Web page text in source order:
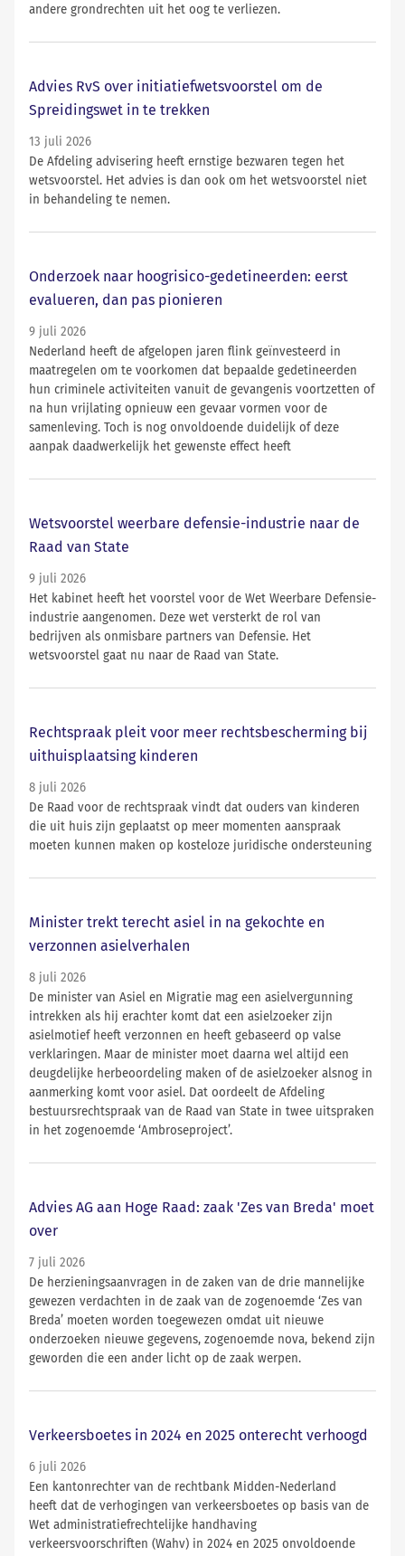
andere grondrechten uit het oog te verliezen.
Advies RvS over initiatiefwetsvoorstel om de
Spreidingswet in te trekken
13 juli 2026
De Afdeling advisering heeft ernstige bezwaren tegen het
wetsvoorstel. Het advies is dan ook om het wetsvoorstel niet
in behandeling te nemen.
Onderzoek naar hoogrisico-gedetineerden: eerst
evalueren, dan pas pionieren
9 juli 2026
Nederland heeft de afgelopen jaren flink geïnvesteerd in
maatregelen om te voorkomen dat bepaalde gedetineerden
hun criminele activiteiten vanuit de gevangenis voortzetten of
na hun vrijlating opnieuw een gevaar vormen voor de
samenleving. Toch is nog onvoldoende duidelijk of deze
aanpak daadwerkelijk het gewenste effect heeft
Wetsvoorstel weerbare defensie-industrie naar de
Raad van State
9 juli 2026
Het kabinet heeft het voorstel voor de Wet Weerbare Defensie-
industrie aangenomen. Deze wet versterkt de rol van
bedrijven als onmisbare partners van Defensie. Het
wetsvoorstel gaat nu naar de Raad van State.
Rechtspraak pleit voor meer rechtsbescherming bij
uithuisplaatsing kinderen
8 juli 2026
De Raad voor de rechtspraak vindt dat ouders van kinderen
die uit huis zijn geplaatst op meer momenten aanspraak
moeten kunnen maken op kosteloze juridische ondersteuning
Minister trekt terecht asiel in na gekochte en
verzonnen asielverhalen
8 juli 2026
De minister van Asiel en Migratie mag een asielvergunning
intrekken als hij erachter komt dat een asielzoeker zijn
asielmotief heeft verzonnen en heeft gebaseerd op valse
verklaringen. Maar de minister moet daarna wel altijd een
deugdelijke herbeoordeling maken of de asielzoeker alsnog in
aanmerking komt voor asiel. Dat oordeelt de Afdeling
bestuursrechtspraak van de Raad van State in twee uitspraken
in het zogenoemde ‘Ambroseproject’.
Advies AG aan Hoge Raad: zaak 'Zes van Breda' moet
over
7 juli 2026
De herzieningsaanvragen in de zaken van de drie mannelijke
gewezen verdachten in de zaak van de zogenoemde ‘Zes van
Breda’ moeten worden toegewezen omdat uit nieuwe
onderzoeken nieuwe gegevens, zogenoemde nova, bekend zijn
geworden die een ander licht op de zaak werpen.
Verkeersboetes in 2024 en 2025 onterecht verhoogd
6 juli 2026
Een kantonrechter van de rechtbank Midden-Nederland
heeft dat de verhogingen van verkeersboetes op basis van de
Wet administratiefrechtelijke handhaving
verkeersvoorschriften (Wahv) in 2024 en 2025 onvoldoende